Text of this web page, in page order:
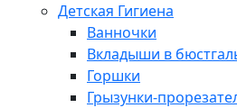
Детская Гигиена
Ванночки
Вкладыши в
Горшки
Грызунки-